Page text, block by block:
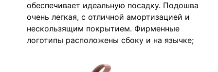
обеспечивает идеальную посадку. Подошва
очень легкая, с отличной амортизацией и
нескользящим покрытием. Фирменные
логотипы расположены сбоку и на язычке;